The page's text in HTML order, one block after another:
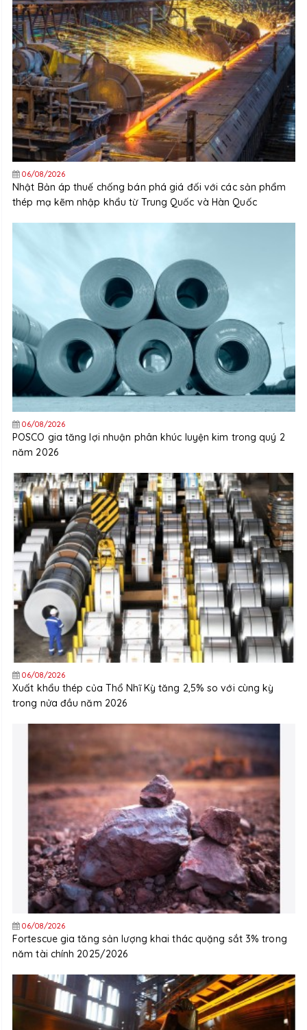
06/08/2026
Nhật Bản áp thuế chống bán phá giá đối với các sản phẩm
thép mạ kẽm nhập khẩu từ Trung Quốc và Hàn Quốc
06/08/2026
POSCO gia tăng lợi nhuận phân khúc luyện kim trong quý 2
năm 2026
06/08/2026
Xuất khẩu thép của Thổ Nhĩ Kỳ tăng 2,5% so với cùng kỳ
trong nửa đầu năm 2026
06/08/2026
Fortescue gia tăng sản lượng khai thác quặng sắt 3% trong
năm tài chính 2025/2026